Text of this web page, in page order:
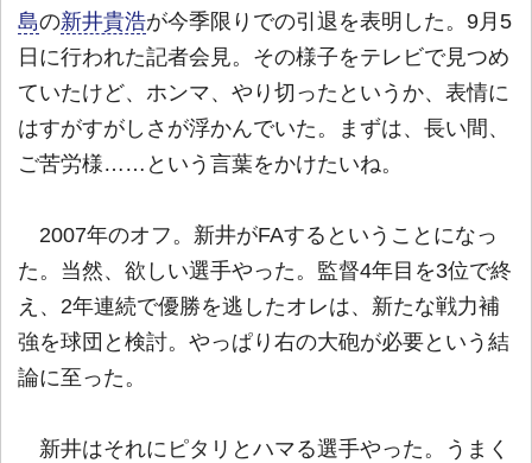
島の新井貴浩が今季限りでの引退を表明した。9月5
日に行われた記者会見。その様子をテレビで見つめ
ていたけど、ホンマ、やり切ったというか、表情に
はすがすがしさが浮かんでいた。まずは、長い間、
ご苦労様……という言葉をかけたいね。
2007年のオフ。新井がFAするということになっ
た。当然、欲しい選手やった。監督4年目を3位で終
え、2年連続で優勝を逃したオレは、新たな戦力補
強を球団と検討。やっぱり右の大砲が必要という結
論に至った。
新井はそれにピタリとハマる選手やった。うまく